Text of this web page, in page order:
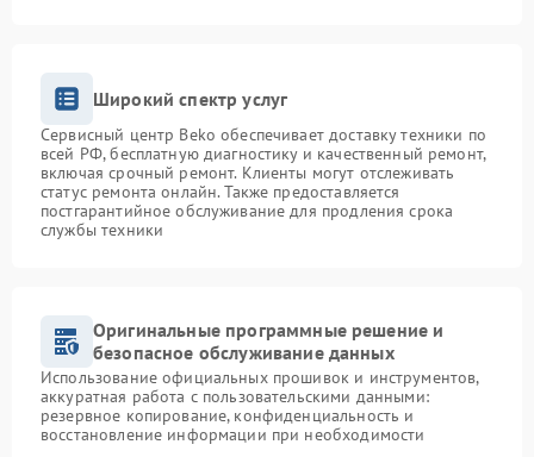
Широкий спектр услуг
Сервисный центр Beko обеспечивает доставку техники по
всей РФ, бесплатную диагностику и качественный ремонт,
включая срочный ремонт. Клиенты могут отслеживать
статус ремонта онлайн. Также предоставляется
постгарантийное обслуживание для продления срока
службы техники
Оригинальные программные решение и
безопасное обслуживание данных
Использование официальных прошивок и инструментов,
аккуратная работа с пользовательскими данными:
резервное копирование, конфиденциальность и
восстановление информации при необходимости